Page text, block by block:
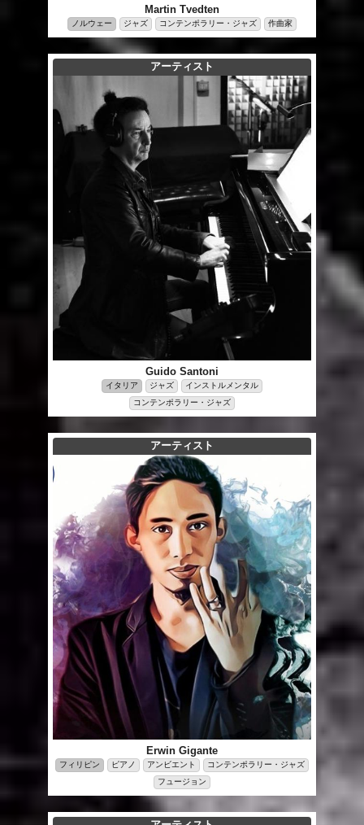
Martin Tvedten
ノルウェー ジャズ コンテンポラリー・ジャズ 作曲家
アーティスト
Guido Santoni
イタリア ジャズ
インストルメンタル
コンテンポラリー・ジャズ
アーティスト
Erwin Gigante
フィリピン ピアノ アンビエント
コンテンポラリー・ジャズ
フュージョン